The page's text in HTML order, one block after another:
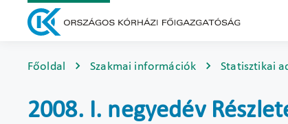
Főoldal Szakmai információk Statisztikai
2008. I. negyedév